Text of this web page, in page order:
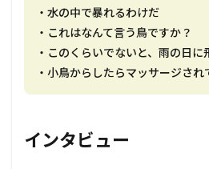
・水の中で暴れるわけだ
・これはなんて言う鳥ですか？
・このくらいでないと、雨の日に
・小鳥からしたらマッサージさ
インタビュー